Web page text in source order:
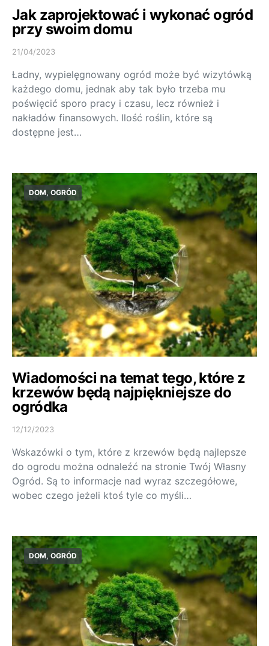
Jak zaprojektować i wykonać ogród
przy swoim domu
21/04/2023
Ładny, wypielęgnowany ogród może być wizytówką
każdego domu, jednak aby tak było trzeba mu
poświęcić sporo pracy i czasu, lecz również i
nakładów finansowych. Ilość roślin, które są
dostępne jest…
DOM, OGRÓD
Wiadomości na temat tego, które z
krzewów będą najpiękniejsze do
ogródka
12/12/2023
Wskazówki o tym, które z krzewów będą najlepsze
do ogrodu można odnaleźć na stronie Twój Własny
Ogród. Są to informacje nad wyraz szczegółowe,
wobec czego jeżeli ktoś tyle co myśli…
DOM, OGRÓD